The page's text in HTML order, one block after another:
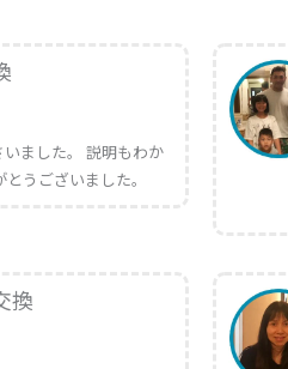
ました。 説明もわか
うございました。
換